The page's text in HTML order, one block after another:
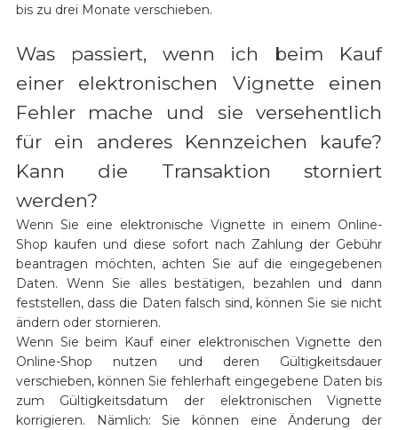
bis zu drei Monate verschieben.
Was passiert, wenn ich beim Kauf
einer elektronischen Vignette einen
Fehler mache und sie versehentlich
für ein anderes Kennzeichen kaufe?
Kann die Transaktion storniert
werden?
Wenn Sie eine elektronische Vignette in einem Online-
Shop kaufen und diese sofort nach Zahlung der Gebühr
beantragen möchten, achten Sie auf die eingegebenen
Daten. Wenn Sie alles bestätigen, bezahlen und dann
feststellen, dass die Daten falsch sind, können Sie sie nicht
ändern oder stornieren.
Wenn Sie beim Kauf einer elektronischen Vignette den
Online-Shop nutzen und deren Gültigkeitsdauer
verschieben, können Sie fehlerhaft eingegebene Daten bis
zum Gültigkeitsdatum der elektronischen Vignette
korrigieren. Nämlich: Sie können eine Änderung der